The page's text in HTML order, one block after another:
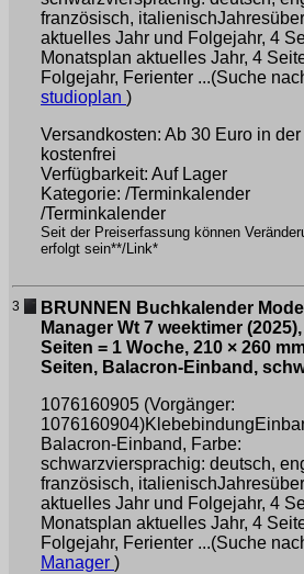
französisch,
aktuelles Jahr und Folgejahr, 4
Monatsplan aktuelles Jahr, 4
Folgejahr, Ferienter ...(Suche
studioplan )
Versandkosten: Ab 30 Euro in der
kostenfrei
Verfügbarkeit: Auf Lager
Kategorie: /Terminkalender
/Terminkalender
Seit der Preiserfassung können
erfolgt sein**/Link*
3
BRUNNEN Buchkalender Modell
Manager Wt 7 weektimer
Seiten = 1 Woche, 210 × 260
Seiten, Balacron-Einband,
1076160905 (Vorgänger:
Balacron-Einband, Farbe:
schwarzviersprachig: deutsch,
französisch,
aktuelles Jahr und Folgejahr, 4
Monatsplan aktuelles Jahr, 4
Folgejahr, Ferienter ...(Suche
Manager )